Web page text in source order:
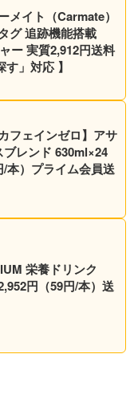
メイト（Carmate）
グ 追跡機能搭載
ー 実質2,912円送料
」対応 】
フェインゼロ】アサ
ブレンド 630ml×24
栄養ドリンク
円（59円/本）送